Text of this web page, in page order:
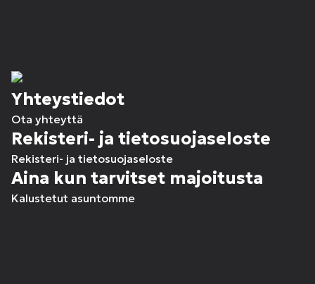
Yhteystiedot
Ota yhteyttä
Rekisteri- ja tietosuojaseloste
Rekisteri- ja tietosuojaseloste
Aina kun tarvitset majoitusta
Kalustetut asuntomme